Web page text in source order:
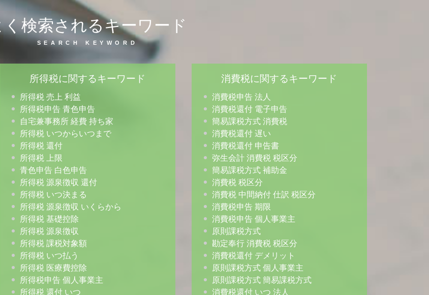
く検索されるキーワード
所得税に関するキーワード
所得税 売上 利益
所得税申告 青色申告
自宅兼事務所 経費 持ち家
所得税 いつからいつまで
所得税 還付
所得税 上限
青色申告 白色申告
所得税 源泉徴収 還付
所得税 いつ決まる
所得税 源泉徴収 いくらから
所得税 基礎控除
所得税 源泉徴収
所得税 課税対象額
所得税 いつ払う
所得税 医療費控除
所得税申告 個人事業主
所得税 還付 いつ
消費税に関するキーワード
消費税申告 法人
消費税還付 電子申告
簡易課税方式 消費税
消費税還付 遅い
消費税還付 申告書
弥生会計 消費税 税区分
簡易課税方式 補助金
消費税 税区分
消費税 中間納付 仕訳 税区分
消費税申告 期限
消費税申告 個人事業主
原則課税方式
勘定奉行 消費税 税区分
消費税還付 デメリット
原則課税方式 個人事業主
原則課税方式 簡易課税方式
消費税還付 いつ 法人